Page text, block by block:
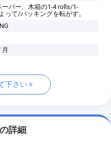
ーパー、木箱の1-4 rolls/1-
って/パッキングを転がす。
下さい
詳細